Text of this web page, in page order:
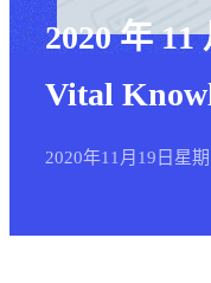
2020 年
Vital
2020年11月 19日 星